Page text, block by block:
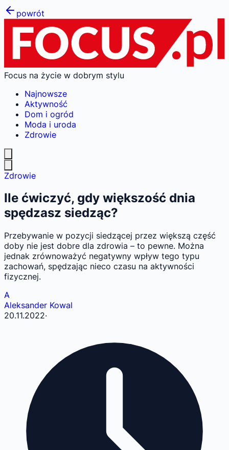
powrót
Focus na życie w dobrym stylu
Najnowsze
Aktywność
Dom i ogród
Moda i uroda
Zdrowie
Zdrowie
Ile ćwiczyć, gdy większość dnia
spędzasz siedząc?
Przebywanie w pozycji siedzącej przez większą część
doby nie jest dobre dla zdrowia – to pewne. Można
jednak zrównoważyć negatywny wpływ tego typu
zachowań, spędzając nieco czasu na aktywności
fizycznej.
A
Aleksander Kowal
20.11.2022·